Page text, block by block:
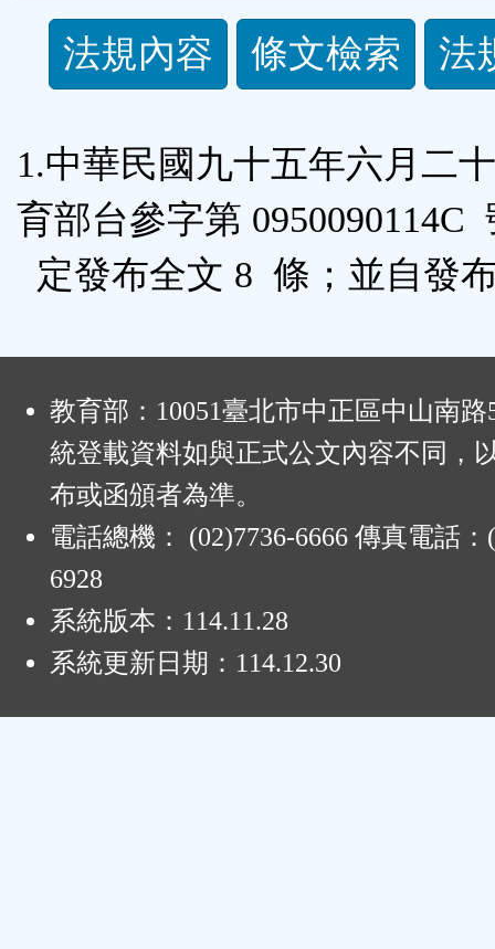
規
功
能
按
法規內容 條文檢索 法
1.中華民國九十五年六月二
育部台參字第 0950090114C
定發布全文 8 條；並自發
教育部：10051臺北市中正區中山南
統登載資料如與正式公文內容不同，
布或函頒者為準。
電話總機： (02)7736-6666 傳真電話：
6928
系統版本： 114.11.28
系統更新日期： 114.12.30